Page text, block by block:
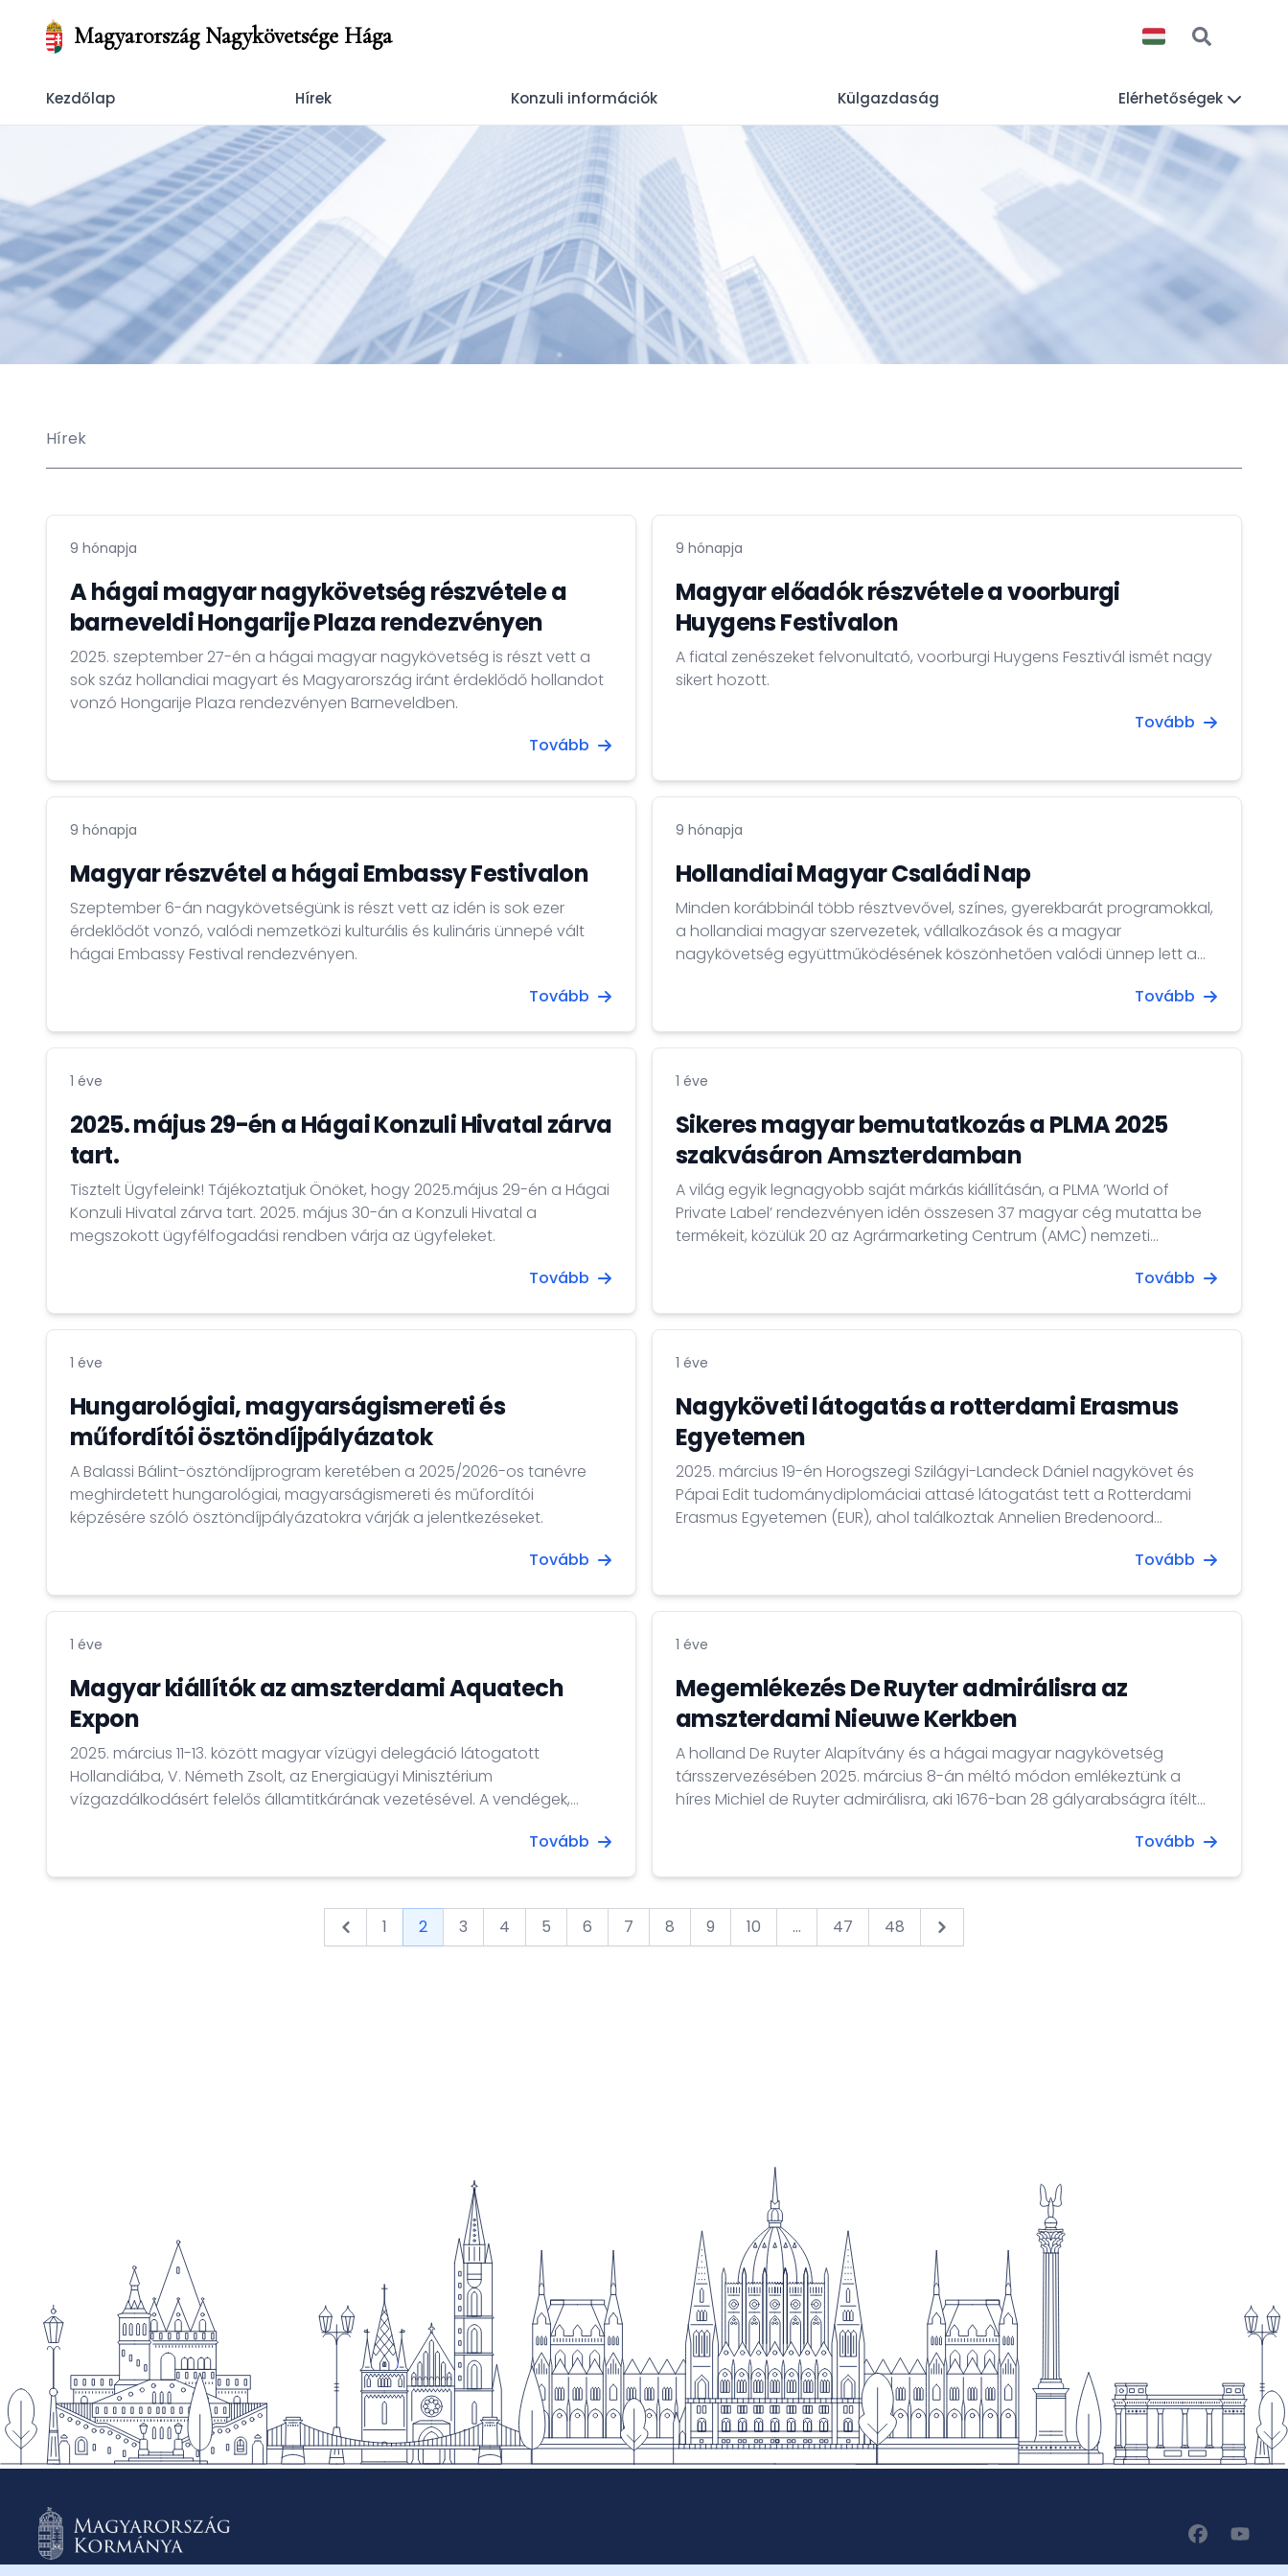
Magyarország Nagykövetsége Hága
Kezdőlap Hírek Konzuli információk Külgazdaság Elérhetőségek
Hírek
9 hónapja
A hágai magyar nagykövetség részvétele a
barneveldi Hongarije Plaza rendezvényen
2025. szeptember 27-én a hágai magyar nagykövetség is részt vett a
sok száz hollandiai magyart és Magyarország iránt érdeklődő hollandot
vonzó Hongarije Plaza rendezvényen Barneveldben.
Tovább
9 hónapja
Magyar előadók részvétele a voorburgi
Huygens Festivalon
A fiatal zenészeket felvonultató, voorburgi Huygens Fesztivál ismét nagy
sikert hozott.
Tovább
9 hónapja
Magyar részvétel a hágai Embassy Festivalon
Szeptember 6-án nagykövetségünk is részt vett az idén is sok ezer
érdeklődőt vonzó, valódi nemzetközi kulturális és kulináris ünnepé vált
hágai Embassy Festival rendezvényen.
Tovább
9 hónapja
Hollandiai Magyar Családi Nap
Minden korábbinál több résztvevővel, színes, gyerekbarát programokkal,
a hollandiai magyar szervezetek, vállalkozások és a magyar
nagykövetség együttműködésének köszönhetően valódi ünnep lett a
Tovább
1 éve
2025. május 29-én a Hágai Konzuli Hivatal zárva
tart.
Tisztelt Ügyfeleink! Tájékoztatjuk Önöket, hogy 2025.május 29-én a Hágai
Konzuli Hivatal zárva tart. 2025. május 30-án a Konzuli Hivatal a
megszokott ügyfélfogadási rendben várja az ügyfeleket.
Tovább
1 éve
Sikeres magyar bemutatkozás a PLMA 2025
szakvásáron Amszterdamban
A világ egyik legnagyobb saját márkás kiállításán, a PLMA ’World of
Private Label’ rendezvényen idén összesen 37 magyar cég mutatta be
termékeit, közülük 20 az Agrármarketing Centrum (AMC) nemzeti
Tovább
1 éve
Hungarológiai, magyarságismereti és
műfordítói ösztöndíjpályázatok
A Balassi Bálint-ösztöndíjprogram keretében a 2025/2026-os tanévre
meghirdetett hungarológiai, magyarságismereti és műfordítói
képzésére szóló ösztöndíjpályázatokra várják a jelentkezéseket.
Tovább
1 éve
Nagyköveti látogatás a rotterdami Erasmus
Egyetemen
2025. március 19-én Horogszegi Szilágyi-Landeck Dániel nagykövet és
Pápai Edit tudománydiplomáciai attasé látogatást tett a Rotterdami
Erasmus Egyetemen (EUR), ahol találkoztak Annelien Bredenoord
Tovább
1 éve
Magyar kiállítók az amszterdami Aquatech
Expon
2025. március 11-13. között magyar vízügyi delegáció látogatott
Hollandiába, V. Németh Zsolt, az Energiaügyi Minisztérium
vízgazdálkodásért felelős államtitkárának vezetésével. A vendégek,
Tovább
1 éve
Megemlékezés De Ruyter admirálisra az
amszterdami Nieuwe Kerkben
A holland De Ruyter Alapítvány és a hágai magyar nagykövetség
társszervezésében 2025. március 8-án méltó módon emlékeztünk a
híres Michiel de Ruyter admirálisra, aki 1676-ban 28 gályarabságra ítélt
Tovább
&laquo; Previous
1 2 3 4 5 6 7 8 9 10 ... 47 48 Next &raquo;